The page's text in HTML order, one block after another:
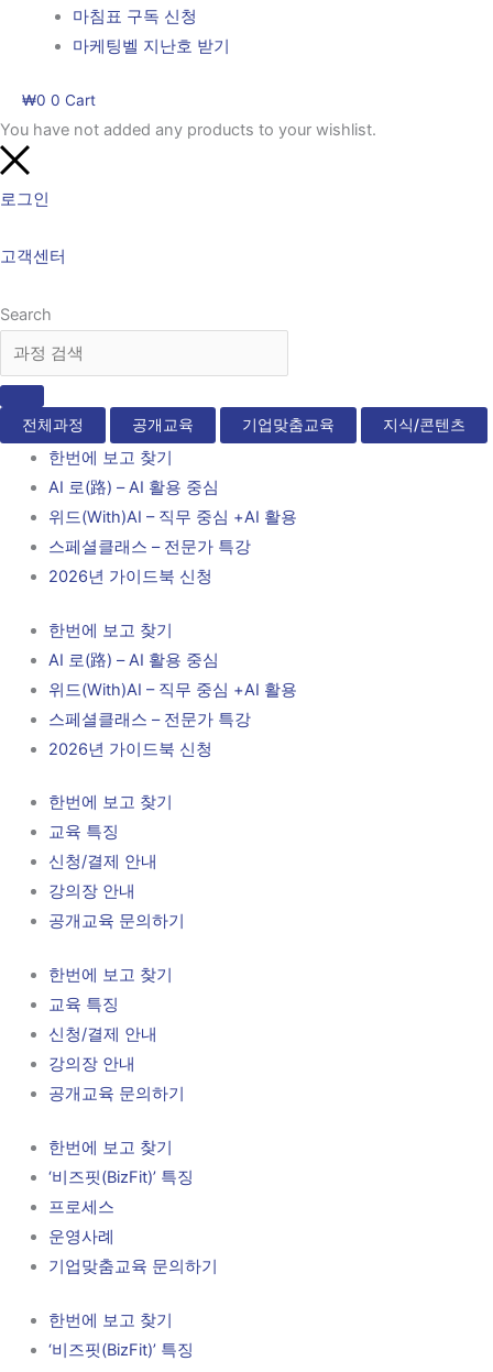
마침표 구독 신청
마케팅벨 지난호 받기
₩0 0 Cart
You have not added any products to your wishlist.
로그인
고객센터
Search
전체과정 공개교육 기업맞춤교육 지식/콘텐츠
한번에 보고 찾기
AI 로(路) – AI 활용 중심
위드(With)AI – 직무 중심 +AI 활용
스페셜클래스 – 전문가 특강
2026년 가이드북 신청
한번에 보고 찾기
AI 로(路) – AI 활용 중심
위드(With)AI – 직무 중심 +AI 활용
스페셜클래스 – 전문가 특강
2026년 가이드북 신청
한번에 보고 찾기
교육 특징
신청/결제 안내
강의장 안내
공개교육 문의하기
한번에 보고 찾기
교육 특징
신청/결제 안내
강의장 안내
공개교육 문의하기
한번에 보고 찾기
‘비즈핏(BizFit)’ 특징
프로세스
운영사례
기업맞춤교육 문의하기
한번에 보고 찾기
‘비즈핏(BizFit)’ 특징